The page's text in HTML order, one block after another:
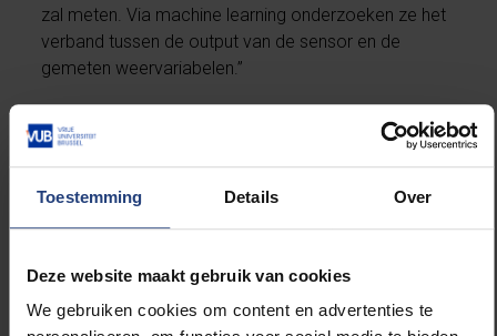
Toestemming Details Over
Deze website maakt gebruik van cookies
We gebruiken cookies om content en advertenties te
zal meten. Via machine learning onderzoeken ze het
verband tussen de output van de sensor en de
gemeten weervariabelen.”
Het weerstation is al enkele weken operationeel, en
wordt binnenkort uitgerust met extra sensoren. ​
via hetVLINDER-dashboarddat door de UGent
beheerd wordt.
Brusselse grondgebied”; weet De Cruz. “De bedoeling